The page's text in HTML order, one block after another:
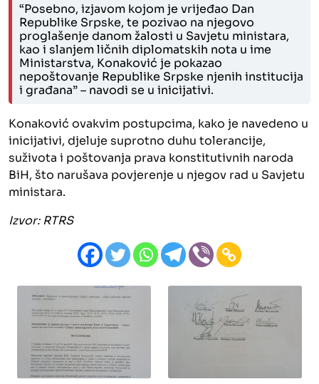
“Posebno, izjavom kojom je vrijeđao Dan
Republike Srpske, te pozivao na njegovo
proglašenje danom žalosti u Savjetu ministara,
kao i slanjem ličnih diplomatskih nota u ime
Ministarstva, Konaković je pokazao
nepoštovanje Republike Srpske njenih institucija
i građana” – navodi se u inicijativi.
Konaković ovakvim postupcima, kako je navedeno u
inicijativi, djeluje suprotno duhu tolerancije,
suživota i poštovanja prava konstitutivnih naroda
BiH, što narušava povjerenje u njegov rad u Savjetu
ministara.
Izvor: RTRS